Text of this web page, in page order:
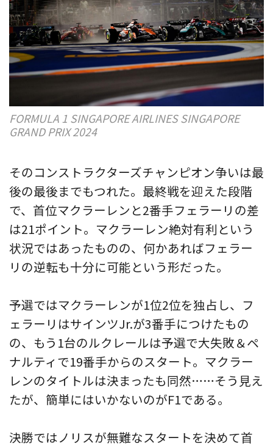
FORMULA 1 SINGAPORE AIRLINES SINGAPORE
GRAND PRIX 2024
そのコンストラクターズチャンピオン争いは最
後の最後までもつれた。最終戦を迎えた段階
で、首位マクラーレンと2番手フェラーリの差
は21ポイント。マクラーレン絶対有利という
状況ではあったものの、何かあればフェラー
リの逆転も十分に可能という形だった。
予選ではマクラーレンが1位2位を独占し、フ
ェラーリはサインツJr.が3番手につけたもの
の、もう1台のルクレールは予選で大失敗＆ペ
ナルティで19番手からのスタート。マクラー
レンのタイトルは決まったも同然……そう見え
たが、簡単にはいかないのがF1である。
決勝ではノリスが無難なスタートを決めて首